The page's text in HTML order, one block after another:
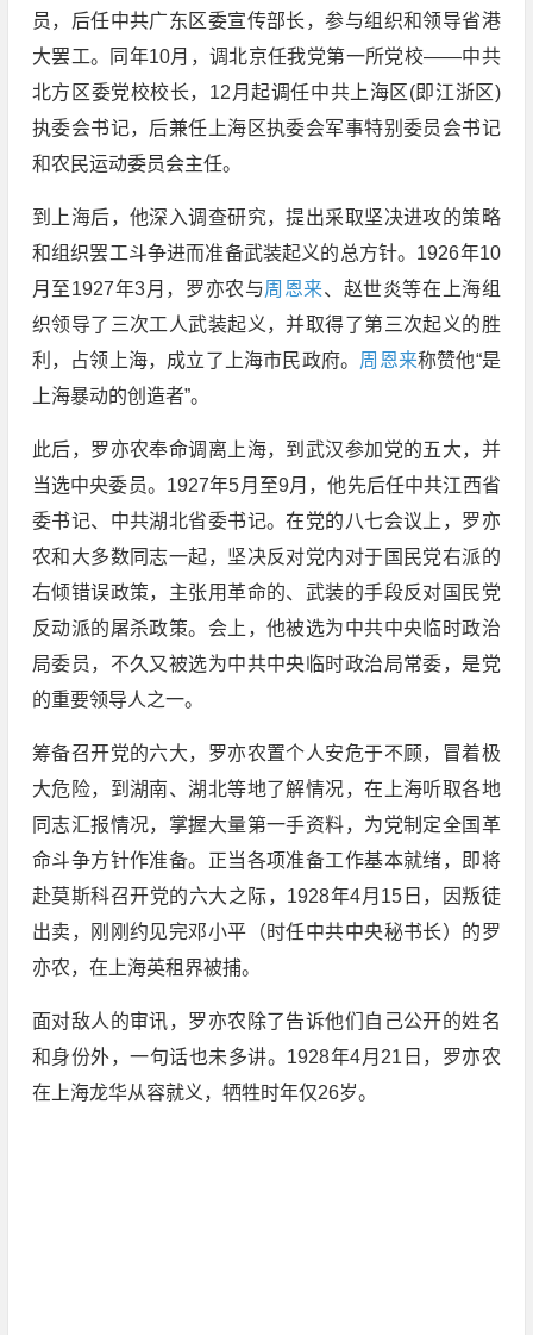
员，后任中共广东区委宣传部长，参与组织和领导省港
大罢工。同年10月，调北京任我党第一所党校——中共
北方区委党校校长，12月起调任中共上海区(即江浙区)
执委会书记，后兼任上海区执委会军事特别委员会书记
和农民运动委员会主任。
到上海后，他深入调查研究，提出采取坚决进攻的策略
和组织罢工斗争进而准备武装起义的总方针。1926年10
月至1927年3月，罗亦农与周恩来、赵世炎等在上海组
织领导了三次工人武装起义，并取得了第三次起义的胜
利，占领上海，成立了上海市民政府。 周恩来称赞他“是
上海暴动的创造者”。
此后，罗亦农奉命调离上海，到武汉参加党的五大，并
当选中央委员。1927年5月至9月，他先后任中共江西省
委书记、中共湖北省委书记。在党的八七会议上，罗亦
农和大多数同志一起，坚决反对党内对于国民党右派的
右倾错误政策，主张用革命的、武装的手段反对国民党
反动派的屠杀政策。会上，他被选为中共中央临时政治
局委员，不久又被选为中共中央临时政治局常委，是党
的重要领导人之一。
筹备召开党的六大，罗亦农置个人安危于不顾，冒着极
大危险，到湖南、湖北等地了解情况，在上海听取各地
同志汇报情况，掌握大量第一手资料，为党制定全国革
命斗争方针作准备。正当各项准备工作基本就绪，即将
赴莫斯科召开党的六大之际，1928年4月15日，因叛徒
出卖，刚刚约见完邓小平（时任中共中央秘书长）的罗
亦农，在上海英租界被捕。
面对敌人的审讯，罗亦农除了告诉他们自己公开的姓名
和身份外，一句话也未多讲。1928年4月21日，罗亦农
在上海龙华从容就义，牺牲时年仅26岁。